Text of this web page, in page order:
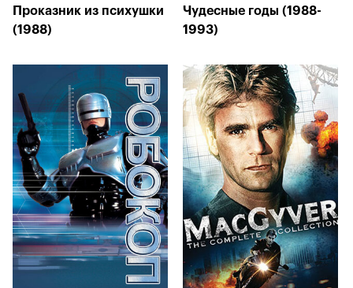
Проказник из психушки
(1988)
Чудесные годы (1988-
1993)